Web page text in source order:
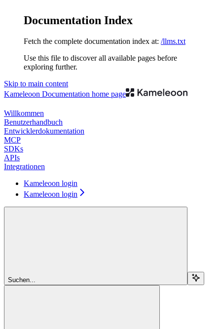
Documentation Index
Fetch the complete documentation index at: /llms.txt
Use this file to discover all available pages before
exploring further.
Skip to main content
Kameleoon Documentation home page
Willkommen
Benutzerhandbuch
Entwicklerdokumentation
MCP
SDKs
APIs
Integrationen
Kameleoon login
Kameleoon login
Suchen...